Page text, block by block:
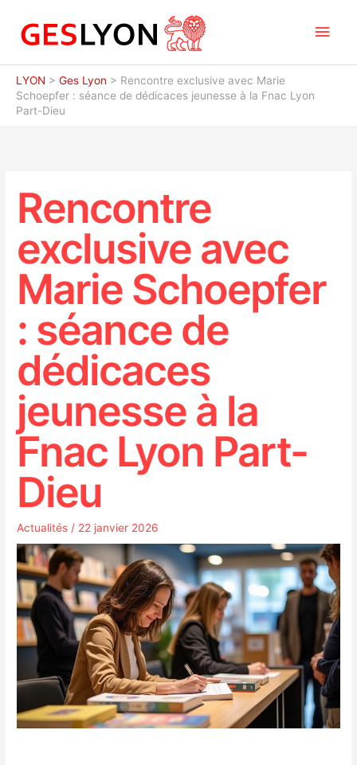
contenu
LYON > Ges Lyon > Rencontre exclusive avec Marie
Schoepfer : séance de dédicaces jeunesse à la Fnac Lyon
Part-Dieu
Rencontre
exclusive avec
Marie Schoepfer
: séance de
dédicaces
jeunesse à la
Fnac Lyon Part-
Dieu
Actualités / 22 janvier 2026